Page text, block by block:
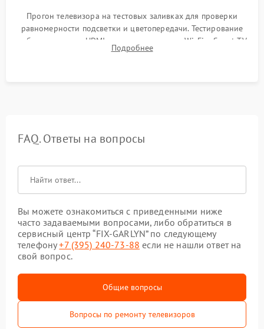
Прогон телевизора на тестовых заливках для проверки
равномерности подсветки и цветопередачи. Тестирование
работы разъемов HDMI, динамиков, модуля Wi-Fi и Smart TV
в рабочем режиме в течение нескольких часов.
Подробнее
FAQ. Ответы на вопросы
Вы можете ознакомиться с приведенными ниже
часто задаваемыми вопросами, либо обратиться в
сервисный центр “FIX-GARLYN” по следующему
телефону+7 (395) 240-73-88 если не нашли ответ на
свой вопрос.
Общие вопросы
Вопросы по ремонту телевизоров